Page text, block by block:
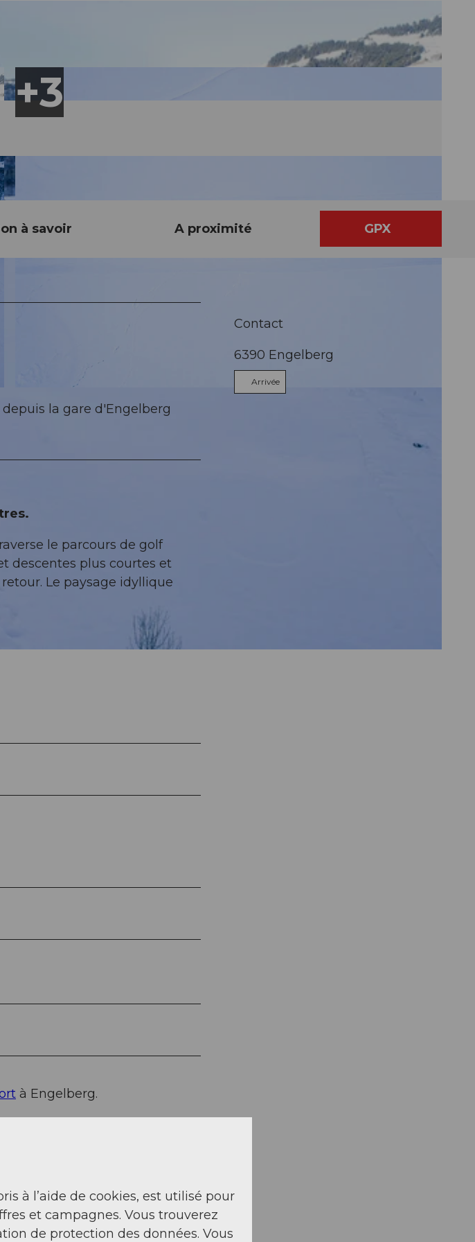
à savoir A proximité GPX
la gare d'Engelberg
le parcours de golf
descentes plus courtes et
Le paysage idyllique
à Engelberg.
20 km sur la route
Contact
6390 Engelberg
Arrivée
à l’aide de cookies, est utilisé pour
et campagnes. Vous trouverez
de protection des données. Vous